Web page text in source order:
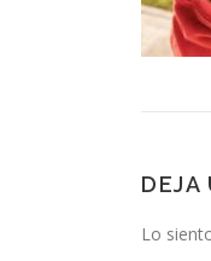
DEJA
Lo